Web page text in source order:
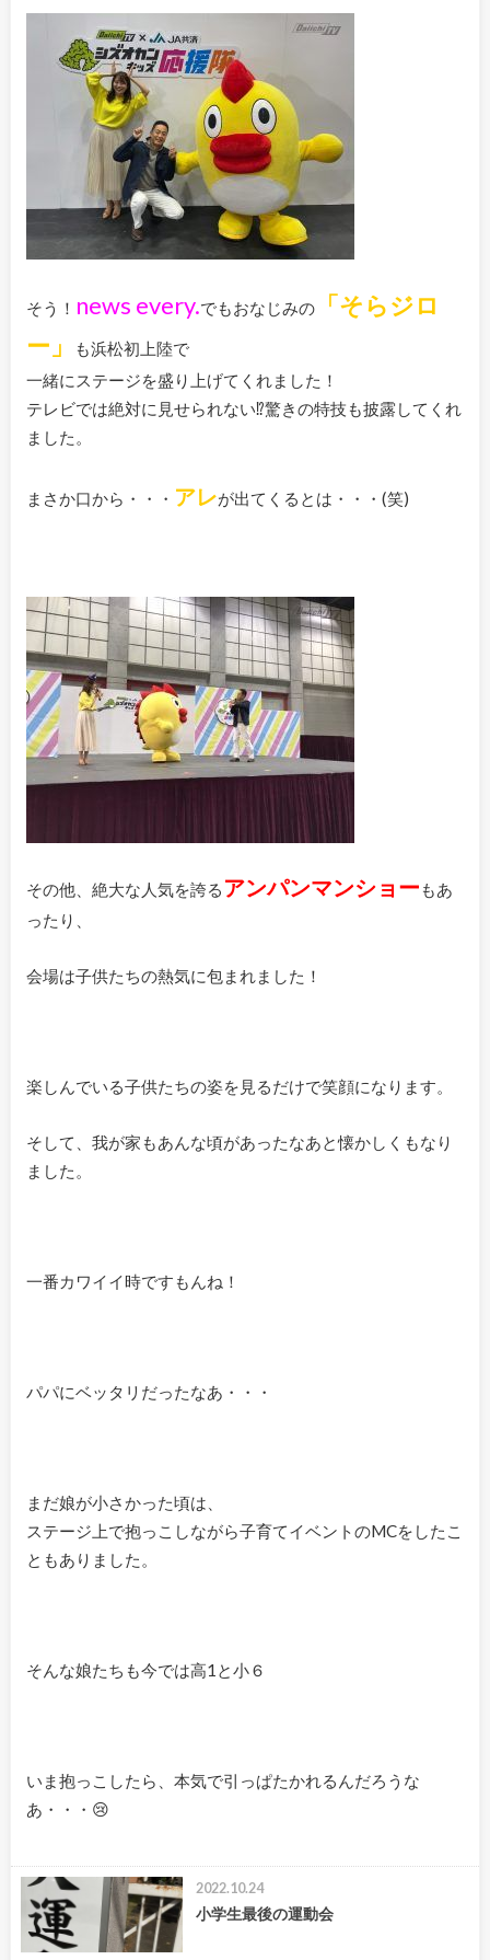
そう！ news every.でもおなじみの「そらジロ
ー」
も浜松初上陸で
一緒にステージを盛り上げてくれました！
テレビでは絶対に見せられない⁉驚きの特技も披露してくれ
ました。
まさか口から・・・ アレが出てくるとは・・・(笑)
その他、絶大な人気を誇る アンパンマンショー もあ
ったり、
会場は子供たちの熱気に包まれました！
楽しんでいる子供たちの姿を見るだけで笑顔になります。
そして、我が家もあんな頃があったなあと懐かしくもなり
ました。
一番カワイイ時ですもんね！
パパにベッタリだったなあ・・・
まだ娘が小さかった頃は、
ステージ上で抱っこしながら子育てイベントのMCをしたこ
ともありました。
そんな娘たちも今では高1と小６
いま抱っこしたら、本気で引っぱたかれるんだろうな
あ・・・😢
2022.10.24
小学生最後の運動会